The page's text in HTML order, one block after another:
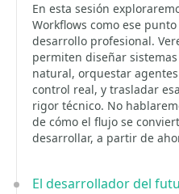
En esta sesión
Workflows como ese
desarrollo profesional.
permiten diseñar
natural, orquestar
control real, y trasladar
rigor técnico. No
de cómo el flujo se
desarrollar, a partir de
El desarrollador del